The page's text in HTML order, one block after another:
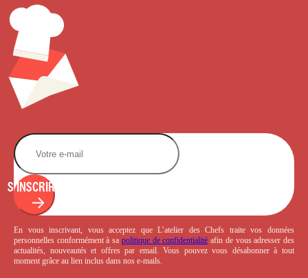
S'INSCRIRE
En vous inscrivant, vous acceptez que L’atelier des Chefs traite vos données
personnelles conformément à sa politique de confidentialité afin de vous adresser des
actualités, nouveautés et offres par email. Vous pouvez vous désabonner à tout
moment grâce au lien inclus dans nos e-mails.